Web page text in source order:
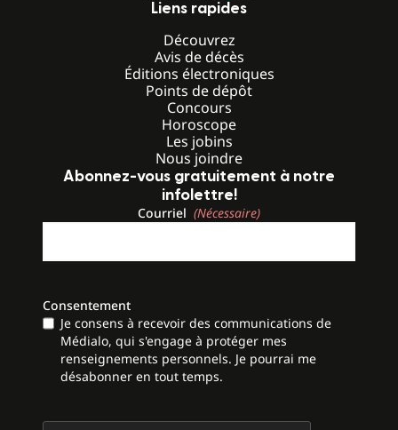
Liens rapides
Découvrez
Avis de décès
Éditions électroniques
Points de dépôt
Concours
Horoscope
Les jobins
Nous joindre
Abonnez-vous gratuitement à notre
infolettre!
Courriel (Nécessaire)
Consentement
Je consens à recevoir des communications de
Médialo, qui s'engage à protéger mes
renseignements personnels. Je pourrai me
désabonner en tout temps.